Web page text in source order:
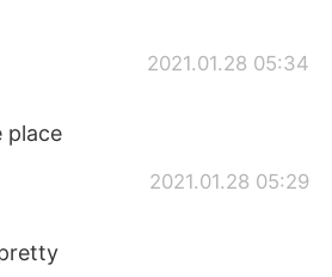
2021.01.28 05:34
place
2021.01.28 05:29